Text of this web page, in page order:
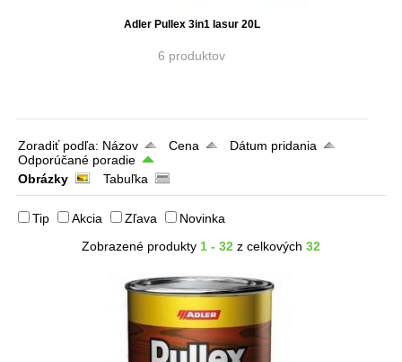
Adler Pullex 3in1 lasur 20L
6 produktov
Zoradiť podľa: Názov Cena
Dátum pridania
Odporúčané poradie
Obrázky
Tabuľka
Tip Akcia Zľava
Novinka
Zobrazené produkty 1 - 32 z celkových 32